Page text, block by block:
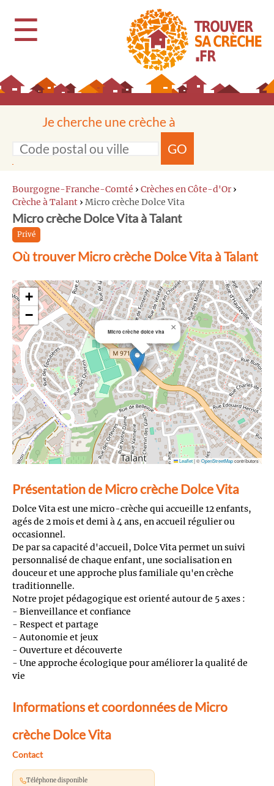
☰
Je cherche une crèche à
GO
Bourgogne-Franche-Comté › Crèches en Côte-d'Or ›
Crèche à Talant › Micro crèche Dolce Vita
Micro crèche Dolce Vita à Talant
Privé
Où trouver Micro crèche Dolce Vita à Talant
Micro crèche dolce vita ×
+
−
Leaflet|©OpenStreetMapcontributors
Présentation de Micro crèche Dolce Vita
Dolce Vita est une micro-crèche qui accueille 12 enfants,
agés de 2 mois et demi à 4 ans, en accueil régulier ou
occasionnel.
De par sa capacité d'accueil, Dolce Vita permet un suivi
personnalisé de chaque enfant, une socialisation en
douceur et une approche plus familiale qu'en crèche
traditionnelle.
Notre projet pédagogique est orienté autour de 5 axes :
- Bienveillance et confiance
- Respect et partage
- Autonomie et jeux
- Ouverture et découverte
- Une approche écologique pour améliorer la qualité de
vie
Informations et coordonnées de Micro
crèche Dolce Vita
Contact
Téléphone disponible